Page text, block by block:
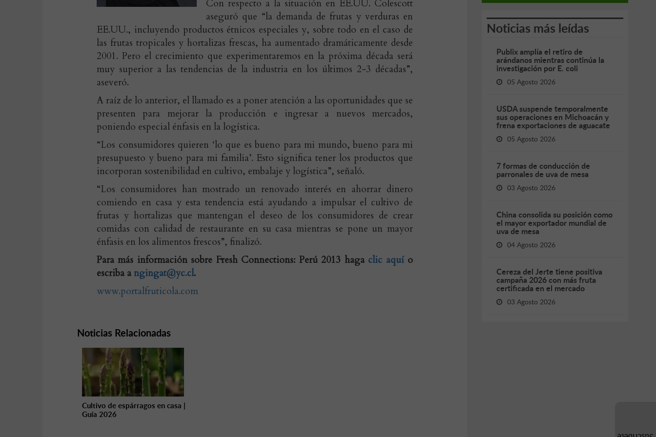
Con respecto a la situación en EE.UU. Colescott
aseguró que “la demanda de frutas y verduras en
EE.UU., incluyendo productos étnicos especiales y, sobre todo en el caso de
las frutas tropicales y hortalizas frescas, ha aumentado dramáticamente desde
2001. Pero el crecimiento que experimentaremos en la próxima década será
muy superior a las tendencias de la industria en los últimos 2-3 décadas”,
aseveró.
A raíz de lo anterior, el llamado es a poner atención a las oportunidades que se
presenten para mejorar la producción e ingresar a nuevos mercados,
poniendo especial énfasis en la logística.
“Los consumidores quieren ‘lo que es bueno para mi mundo, bueno para mi
presupuesto y bueno para mi familia’. Esto significa tener los productos que
incorporan sostenibilidad en cultivo, embalaje y logística”, señaló.
“Los consumidores han mostrado un renovado interés en ahorrar dinero
comiendo en casa y esta tendencia está ayudando a impulsar el cultivo de
frutas y hortalizas que mantengan el deseo de los consumidores de crear
comidas con calidad de restaurante en su casa mientras se pone un mayor
énfasis en los alimentos frescos”, finalizó.
Para más información sobre Fresh Connections: Perú 2013 haga clic aquí o
escriba a ngingat@yc.cl.
www.portalfruticola.com
Noticias Relacionadas
Cultivo de espárragos en casa |
Guía 2026
Noticias más leídas
Publix amplía el retiro de
arándanos mientras continúa la
investigación por E. coli
05 Agosto 2026
USDA suspende temporalmente
sus operaciones en Michoacán y
frena exportaciones de aguacate
05 Agosto 2026
7 formas de conducción de
parronales de uva de mesa
03 Agosto 2026
China consolida su posición como
el mayor exportador mundial de
uva de mesa
04 Agosto 2026
Cereza del Jerte tiene positiva
campaña 2026 con más fruta
certificada en el mercado
03 Agosto 2026